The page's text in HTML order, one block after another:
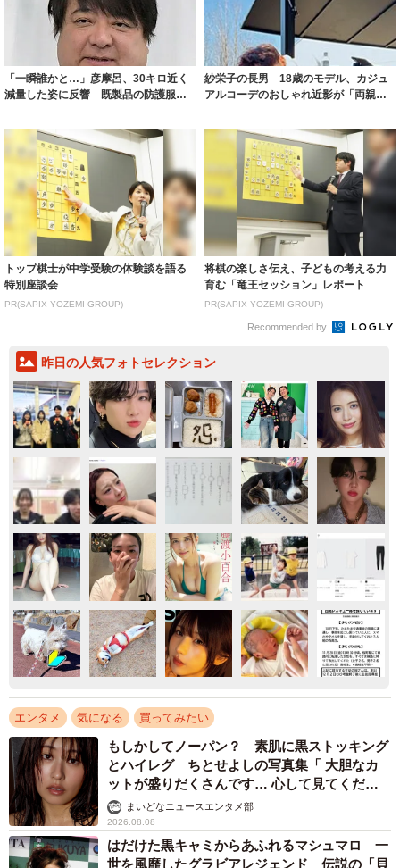
「一瞬誰かと…」彦摩呂、30キロ近く
減量した姿に反響 既製品の防護服が
紗栄子の長男 18歳のモデル、カジュ
アルコーデのおしゃれ近影が「両親の
トップ棋士が中学受験の体験談を語る
特別座談会
PR(SAPIX YOZEMI GROUP)
将棋の楽しさ伝え、子どもの考える力
育む「竜王セッション」レポート
PR(SAPIX YOZEMI GROUP)
Recommended by
昨日の人気フォトセレクション
エンタメ 気になる 買ってみたい
もしかしてノーパン？ 素肌に黒ストッキング
とハイレグ ちとせよしの写真集「 大胆なカ
ットが盛りだくさんです… 心して見てくださ
い」まいどなニュースエンタメ部
2026.08.08
はだけた黒キャミからあふれるマシュマロ 一
世を風靡したグラビアレジェンド 伝説の「貝